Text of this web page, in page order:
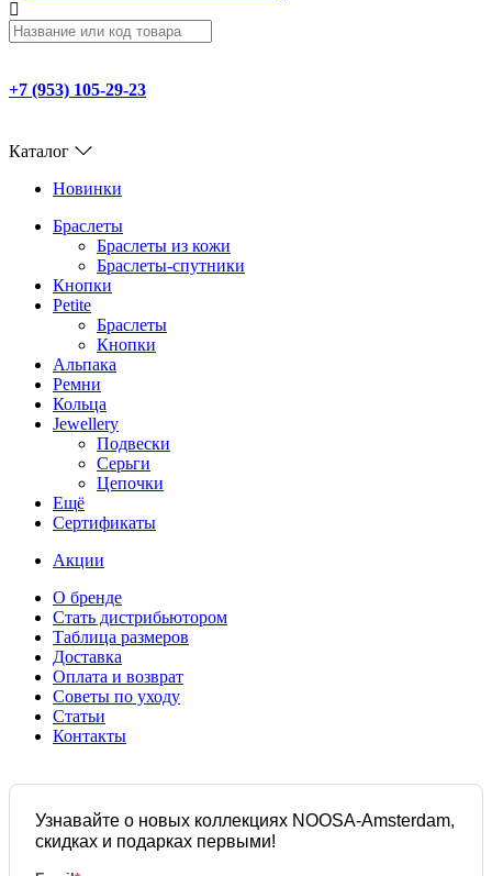
+7 (953) 105-29-23
Каталог
Новинки
Браслеты
Браслеты из кожи
Браслеты-спутники
Кнопки
Petite
Браслеты
Кнопки
Альпака
Ремни
Кольца
Jewellery
Подвески
Серьги
Цепочки
Ещё
Сертификаты
Акции
О бренде
Стать дистрибьютором
Таблица размеров
Доставка
Оплата и возврат
Советы по уходу
Статьи
Контакты
Узнавайте о новых коллекциях NOOSA-Amsterdam,
скидках и подарках первыми!